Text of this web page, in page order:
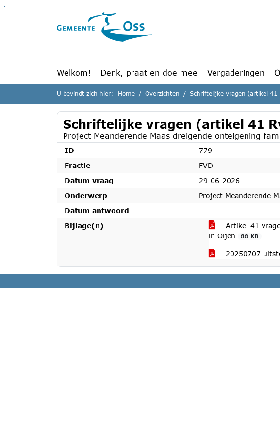
Ga naar de inhoud van deze pagina
Welkom! Denk, praat en doe mee Vergaderingen
U bevindt zich hier: Home Overzichten Schriftelijke vragen (artikel 41
Schriftelijke vragen (artikel 41
Project Meanderende Maas dreigende onteigening
ID
779
Fractie
FVD
Datum vraag
29-06-2026
Onderwerp
Project Meanderende
Datum antwoord
Bijlage(n)
Artikel 41
in Oijen
88 KB
20250707